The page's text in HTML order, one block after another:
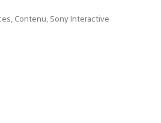
Contenu, Sony Interactive